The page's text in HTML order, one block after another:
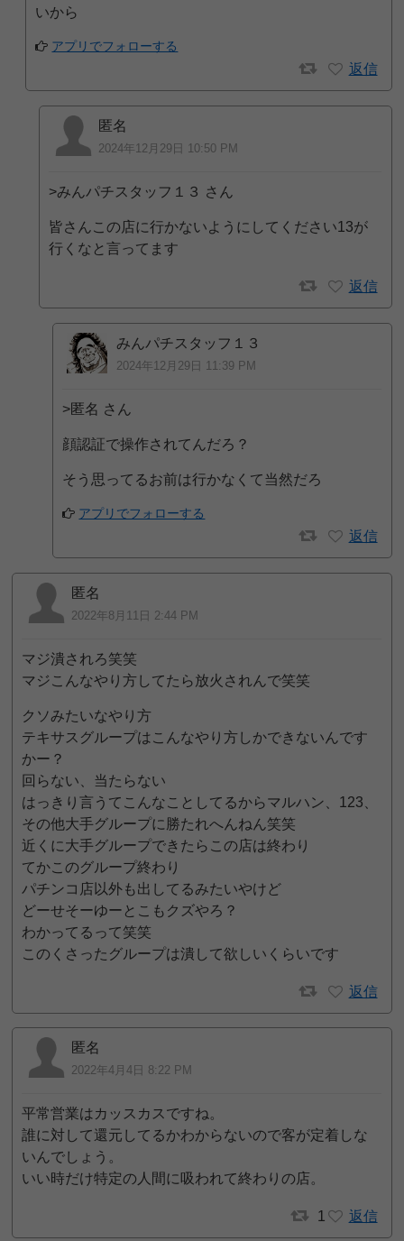
いから
アプリでフォローする
返信
匿名
2024年12月29日 10:50 PM
>みんパチスタッフ１３ さん
皆さんこの店に行かないようにしてください13が
行くなと言ってます
返信
みんパチスタッフ１３
2024年12月29日 11:39 PM
>匿名 さん
顔認証で操作されてんだろ？
そう思ってるお前は行かなくて当然だろ
アプリでフォローする
返信
匿名
2022年8月11日 2:44 PM
マジ潰されろ笑笑
マジこんなやり方してたら放火されんで笑笑
クソみたいなやり方
テキサスグループはこんなやり方しかできないんです
かー？
回らない、当たらない
はっきり言うてこんなことしてるからマルハン、123、
その他大手グループに勝たれへんねん笑笑
近くに大手グループできたらこの店は終わり
てかこのグループ終わり
パチンコ店以外も出してるみたいやけど
どーせそーゆーとこもクズやろ？
わかってるって笑笑
このくさったグループは潰して欲しいくらいです
返信
匿名
2022年4月4日 8:22 PM
平常営業はカッスカスですね。
誰に対して還元してるかわからないので客が定着しな
いんでしょう。
いい時だけ特定の人間に吸われて終わりの店。
1 返信